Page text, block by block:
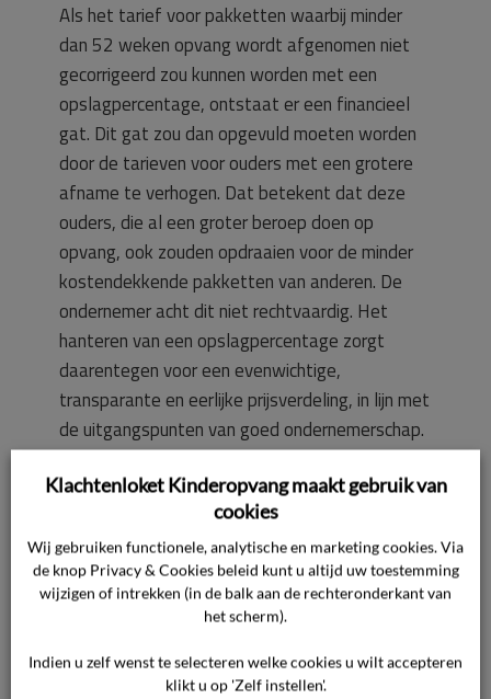
Als het tarief voor pakketten waarbij minder
dan 52 weken opvang wordt afgenomen niet
gecorrigeerd zou kunnen worden met een
opslagpercentage, ontstaat er een financieel
gat. Dit gat zou dan opgevuld moeten worden
door de tarieven voor ouders met een grotere
afname te verhogen. Dat betekent dat deze
ouders, die al een groter beroep doen op
opvang, ook zouden opdraaien voor de minder
kostendekkende pakketten van anderen. De
ondernemer acht dit niet rechtvaardig. Het
hanteren van een opslagpercentage zorgt
daarentegen voor een evenwichtige,
transparante en eerlijke prijsverdeling, in lijn met
de uitgangspunten van goed ondernemerschap.
De toepassing van het opslagpercentage en de
daarmee gepaard gaande prijsverhoging zijn in
overeenstemming met artikel 16 van de
Branchevoorwaarden.
De stelling van de oudercommissie dat ouders
weken opvangpakket is onjuist. Er is
Klachtenloket Kinderopvang maakt gebruik van
cookies
Wij gebruiken functionele, analytische en marketing cookies. Via
de knop Privacy & Cookies beleid kunt u altijd uw toestemming
wijzigen of intrekken (in de balk aan de rechteronderkant van
het scherm).
Indien u zelf wenst te selecteren welke cookies u wilt accepteren
klikt u op 'Zelf instellen'.